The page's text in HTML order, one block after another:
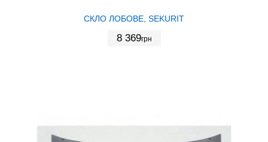
СКЛО ЛОБОВЕ, SEKURIT
8 369грн